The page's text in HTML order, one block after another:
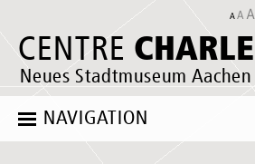
CENTRE
Neues Stadtmuseum Aachen
NAVIGATION